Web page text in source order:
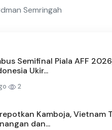
Semringah
Semifinal Piala AFF
Ukir...
2
Kamboja, Vietnam
dan...